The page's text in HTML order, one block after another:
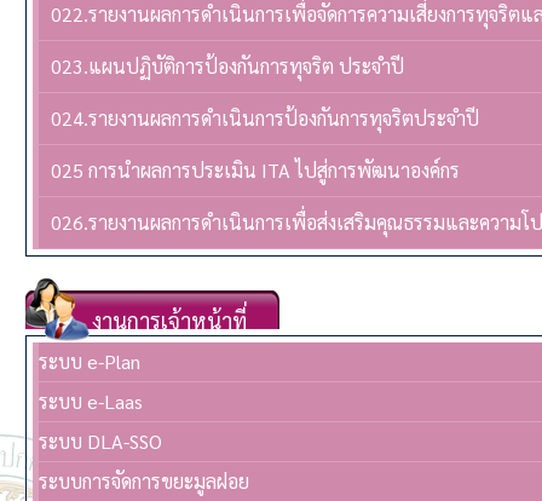
022.รายงานผลการดำเนินการเพื่อจัดการความเสี่ยงการทุจริ
023.แผนปฏิบัติการป้องกันการทุจริต ประจำปี
024.รายงานผลการดำเนินการป้องกันการทุจริตประจำปี
025 การนำผลการประเมิน ITA ไปสู่การพัฒนาองค์กร
026.รายงานผลการดำเนินการเพื่อส่งเสริมคุณธรรมและความ
งานการเจ้าหน้าที่
ระบบ e-Plan
ระบบ e-Laas
ระบบ DLA-SSO
ระบบการจัดการขยะมูลฝอย